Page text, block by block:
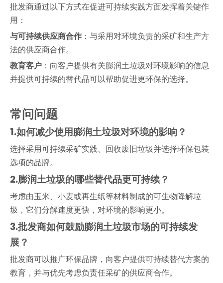
批发商通过以下方式在促进可持续实践方面发挥着关键作
用：
与可持续供应商合作 ：与采用对环境负责的采矿和生产方
法的供应商合作。
教育客户 ：向客户提供有关膨润土垃圾对环境影响的信息
并提供可持续的替代品可以帮助促进更环保的选择。
常问问题
1.如何减少使用膨润土垃圾对环境的影响？
选择采用可持续采矿实践、回收废旧垃圾并选择环保包装
选项的品牌。
2.膨润土垃圾的哪些替代品更可持续？
考虑由玉米、小麦或再生纸等材料制成的可生物降解垃
圾，它们分解速度更快，对环境的影响更小。
3.批发商如何鼓励膨润土垃圾市场的可持续发
展？
批发商可以推广环保品牌，向客户提供可持续替代方案的
教育，并与优先考虑负责任采矿的供应商合作。